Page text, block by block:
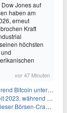
Jones auf
haben am
erneut
Kraft
höchsten
vor 47 Minuten
unter $65.000 fällt
Goldpreis um 8% steigt
seit Monaten ist